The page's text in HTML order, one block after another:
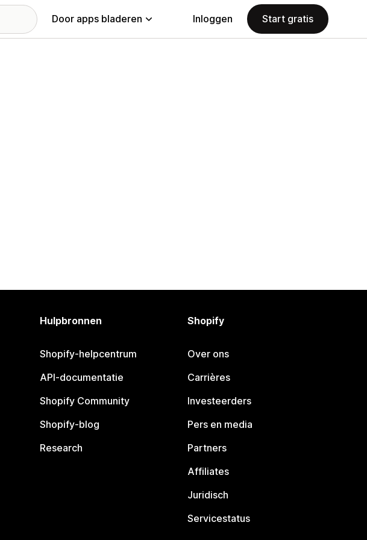
Door apps bladeren Inloggen Start gratis
Hulpbronnen
Shopify-helpcentrum
API-documentatie
Shopify Community
Shopify-blog
Research
Shopify
Over ons
Carrières
Investeerders
Pers en media
Partners
Affiliates
Juridisch
Servicestatus